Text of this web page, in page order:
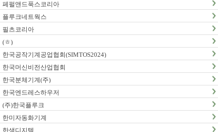
페펄앤드푹스코리아
플루크네트웍스
필츠코리아
(ㅎ)
한국공작기계공업협회(SIMTOS2024)
한국머신비전산업협회
한국분체기계(주)
한국엔드레스하우저
(주)한국플루크
한미자동화기계
한샘디지텍